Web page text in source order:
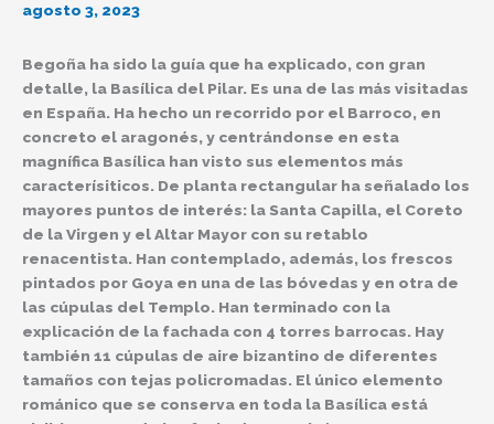
agosto 3, 2023
Begoña ha sido la guía que ha explicado, con gran
detalle, la Basílica del Pilar. Es una de las más visitadas
en España. Ha hecho un recorrido por el Barroco, en
concreto el aragonés, y centrándonse en esta
magnífica Basílica han visto sus elementos más
caracterísiticos. De planta rectangular ha señalado los
mayores puntos de interés: la Santa Capilla, el Coreto
de la Virgen y el Altar Mayor con su retablo
renacentista. Han contemplado, además, los frescos
pintados por Goya en una de las bóvedas y en otra de
las cúpulas del Templo. Han terminado con la
explicación de la fachada con 4 torres barrocas. Hay
también 11 cúpulas de aire bizantino de diferentes
tamaños con tejas policromadas. El único elemento
románico que se conserva en toda la Basílica está